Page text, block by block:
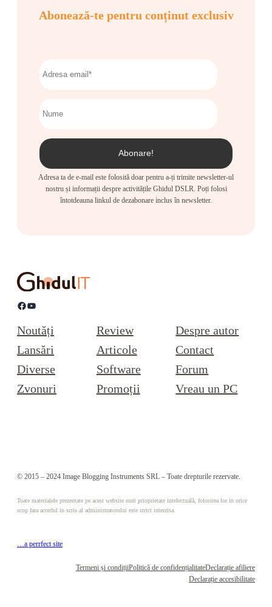
Abonează-te pentru conținut exclusiv
Adresa ta de e-mail este folosită doar pentru a-ți trimite newsletter-ul
nostru și informații despre activitățile Ghidul DSLR. Poți folosi
întotdeauna linkul de dezabonare inclus în newsletter.
Facebook YouTube
Noutăți
Lansări
Diverse
Zvonuri
Review
Articole
Software
Promoții
Despre autor
Contact
Forum
Vreau un PC
© 2015 – 2024 Image Blogging Instruments SRL – Toate drepturile rezervate.
Toate materialele prezentate pe acest website sunt prioprietate intelectuală, folosirea lor in orice
scop fara acordul in scris al administratorului este strict interzisa.
…a perrfect site
Termeni și condițiiPolitică de confidențialitateDeclarație afiliere
Declarație accesibilitate